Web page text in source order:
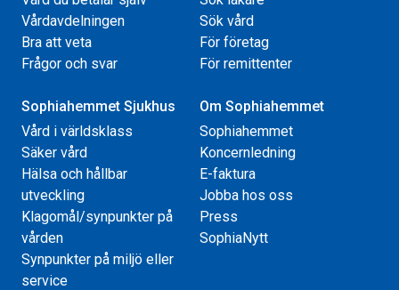
Vårdavdelningen
Bra att veta
Frågor och svar
Sök vård
För företag
För remittenter
Sophiahemmet Sjukhus
Vård i världsklass
Säker vård
Hälsa och hållbar
utveckling
Klagomål/synpunkter på
vården
Synpunkter på miljö eller
service
Om Sophiahemmet
Sophiahemmet
Koncernledning
E-faktura
Jobba hos oss
Press
SophiaNytt